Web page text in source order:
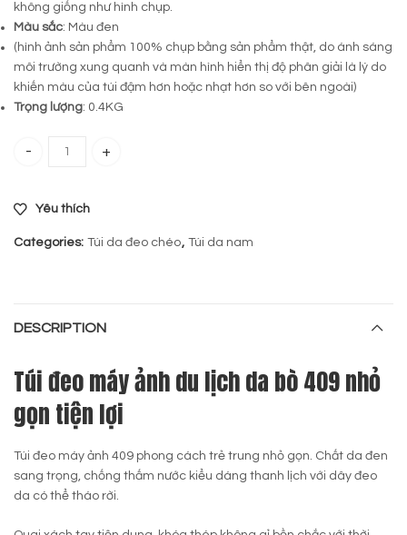
không giống như hình chụp.
Màu sắc: Màu đen
(hình ảnh sản phẩm 100% chụp bằng sản phẩm thật, do ánh sáng
môi trường xung quanh và màn hình hiển thị độ phân giải là lý do
khiến màu của túi đậm hơn hoặc nhạt hơn so với bên ngoài)
Trọng lượng: 0.4KG
Túi đeo máy ảnh du lịch da bò 409 quantity
Yêu thích
Categories: Túi da đeo chéo, Túi da nam
DESCRIPTION
Túi đeo máy ảnh du lịch da bò 409 nhỏ
gọn tiện lợi
Túi đeo máy ảnh 409 phong cách trẻ trung nhỏ gọn. Chất da đen
sang trọng, chống thấm nước kiểu dáng thanh lịch với dây đeo
da có thể tháo rời.